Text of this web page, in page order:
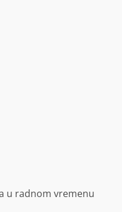
u radnom vremenu